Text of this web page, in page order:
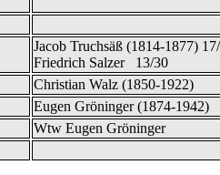
Jacob Truchsäß (1814-1877)
Friedrich Salzer 13/30
Christian Walz (1850-1922)
Eugen Gröninger (1874-1942)
Wtw Eugen Gröninger